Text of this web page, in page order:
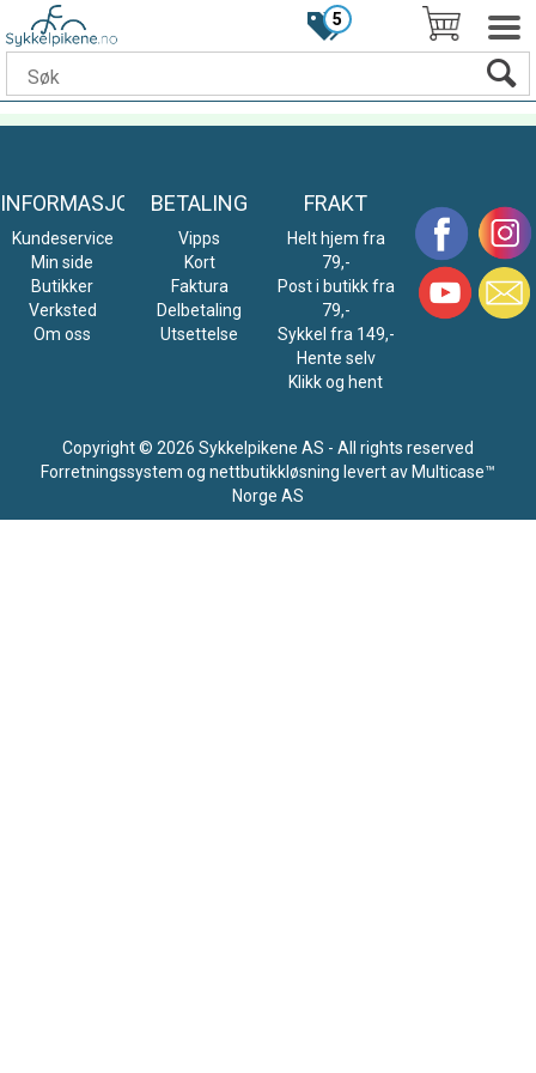
5
INFORMASJON
Kundeservice
Min side
Butikker
Verksted
Om oss
BETALING
Vipps
Kort
Faktura
Delbetaling
Utsettelse
FRAKT
Helt hjem fra
79,-
Post i butikk fra
79,-
Sykkel fra 149,-
Hente selv
Klikk og hent
Copyright © 2026 Sykkelpikene AS - All rights reserved
Forretningssystem og nettbutikkløsning levert av Multicase™
Norge AS